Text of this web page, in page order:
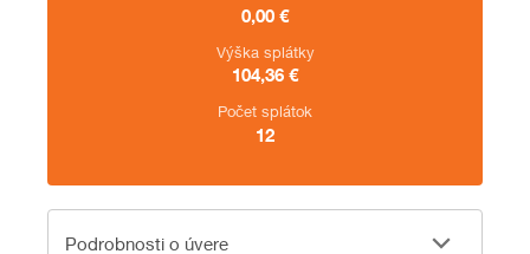
0,00 €
Výška splátky
104,36 €
Počet splátok
12
Podrobnosti o úvere
Podrobnosti o úvere